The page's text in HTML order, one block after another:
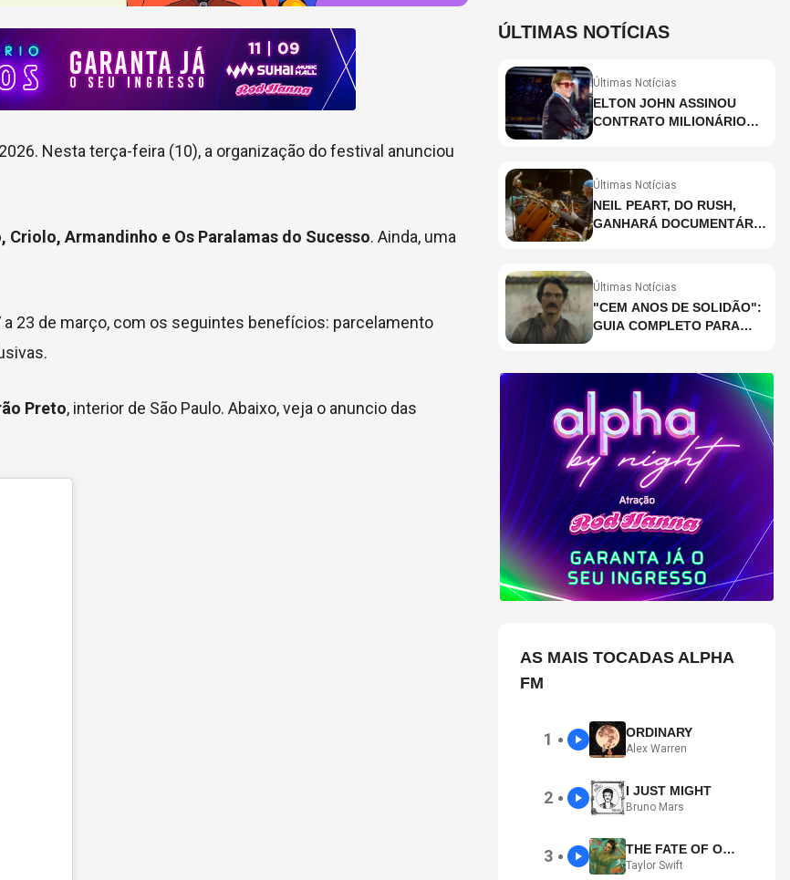
Nesta terça-feira (10), a organização do festival anunciou
Criolo, Armandinho e Os Paralamas do Sucesso. Ainda, uma
23 de março, com os seguintes benefícios: parcelamento
Preto, interior de São Paulo. Abaixo, veja o anuncio das
ÚLTIMAS NOTÍCIAS
Últimas Notícias
ELTON JOHN ASSINOU
CONTRATO MILIONÁRIO
Últimas Notícias
NEIL PEART, DO RUSH,
GANHARÁ DOCUMENTÁRIO
SMITH, STEWART
CAREY
Últimas Notícias
"CEM ANOS DE SOLIDÃO":
GUIA COMPLETO PARA
AS MAIS TOCADAS ALPHA
FM
1 ● ORDINARY
Alex Warren
2 ● I JUST MIGHT
Bruno Mars
3 ● THE FATE OF OPHELIA
Taylor Swift